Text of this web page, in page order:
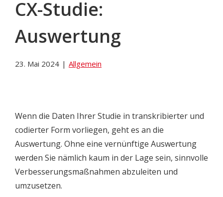
CX-Studie:
Auswertung
23. Mai 2024 | Allgemein
Wenn die Daten Ihrer Studie in transkribierter und
codierter Form vorliegen, geht es an die
Auswertung. Ohne eine vernünftige Auswertung
werden Sie nämlich kaum in der Lage sein, sinnvolle
Verbesserungsmaßnahmen abzuleiten und
umzusetzen.